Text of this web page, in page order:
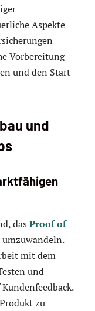
Aspekte
Vorbereitung
und den Start
und
das Proof of
mit dem
und
zu